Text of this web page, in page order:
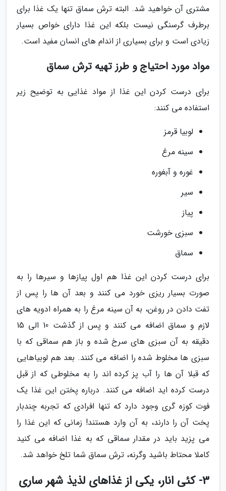
مشتری آن خواهید شد. البته ترش سماق تنها یک غذا برای
برطرف گرسنگی نیست بلکه این غذا دارای خواص بسیار
زیادی است و برای بسیاری از اندام های انسان مفید است.
مواد مورد احتیاج و طرز تهیه ترش سماق
برای درست کردن این غذا از مواد غذایی به توضیح زیر
استفاده می کنند:
لوبیا قرمز
سینه مرغ
غوره و آبغوره
سیر
پیاز
سبزی خورشت
سماق
برای درست کردن این غذا هم اول پیازها و سیرها را به
صورت بسیار ریزی خورد می کنند و بعد آن ها را پس از
تفت دادن در روغن، به آن سینه مرغ را به همراه ادویه های
لازم و سماق اضافه می کنند و پس از گذشت 10 الی 15
دقیقه به آن سبزی های سرخ شده و باز هم سماقی که با
سبزی ها مخلوط شده را اضافه می کنند. بعد هم لوبیاهایی
که قبلا آن ها را آب پز کرده اند را به مخلوطی که از قبل
درست کرده اید اضافه می کنند. درباره پختن این غذا یک
فوت کوزه گری وجود دارد که تنها افرادی که تجربه چندبار
پخت آن را دارند، به آن وارد هستند! زمانی که این غذا را
می پزید باید در مقدار سماقی که به غذا اضافه می کنید
کاملا محتاط باشید وگرنه، ترش سماق شما تلخ خواهد شد.
3- کئی انار، یکی از غذاهای لذیذ شهر ساری